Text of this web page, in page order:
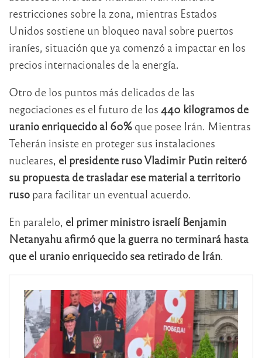
restricciones sobre la zona, mientras Estados
Unidos sostiene un bloqueo naval sobre puertos
iraníes, situación que ya comenzó a impactar en los
precios internacionales de la energía.
Otro de los puntos más delicados de las
negociaciones es el futuro de los 440 kilogramos de
uranio enriquecido al 60% que posee Irán. Mientras
Teherán insiste en proteger sus instalaciones
nucleares, el presidente rusoVladimir Putin reiteró
su propuesta de trasladar ese material a territorio
ruso para facilitar un eventual acuerdo.
En paralelo, el primer ministro israelí Benjamin
Netanyahu afirmó que la guerra no terminará hasta
que el uranio enriquecido sea retirado de Irán.